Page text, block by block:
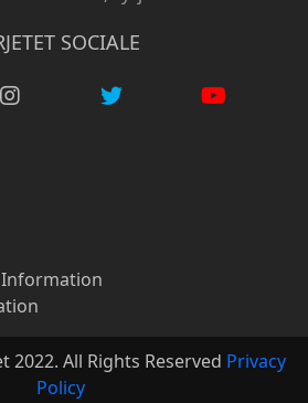
SOCIALE
All Rights Reserved Privacy
Policy